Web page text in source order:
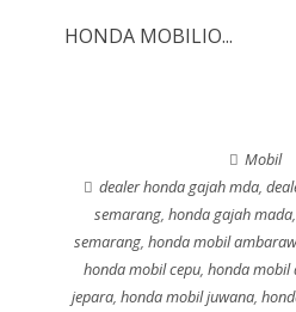
HONDA MOBILIO...
Mobil
dealer honda gajah mda,
semarang,honda gajah mada
semarang, honda mobil
honda mobil cepu, honda mobil
jepara, honda mobil juwana,